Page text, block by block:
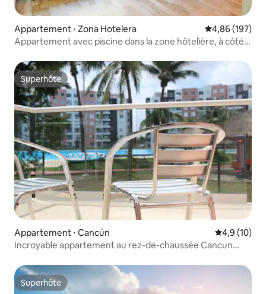
Appartement ⋅ Zona Hotelera Évaluation
4,86 (197)
Appartement avec piscine dans la zone hôtelière, à côté
Superhôte
Superhôte
Appartement ⋅ Cancún Évaluation
4,9 (10)
Incroyable appartement au rez-de-chaussée Cancun
Superhôte
Superhôte